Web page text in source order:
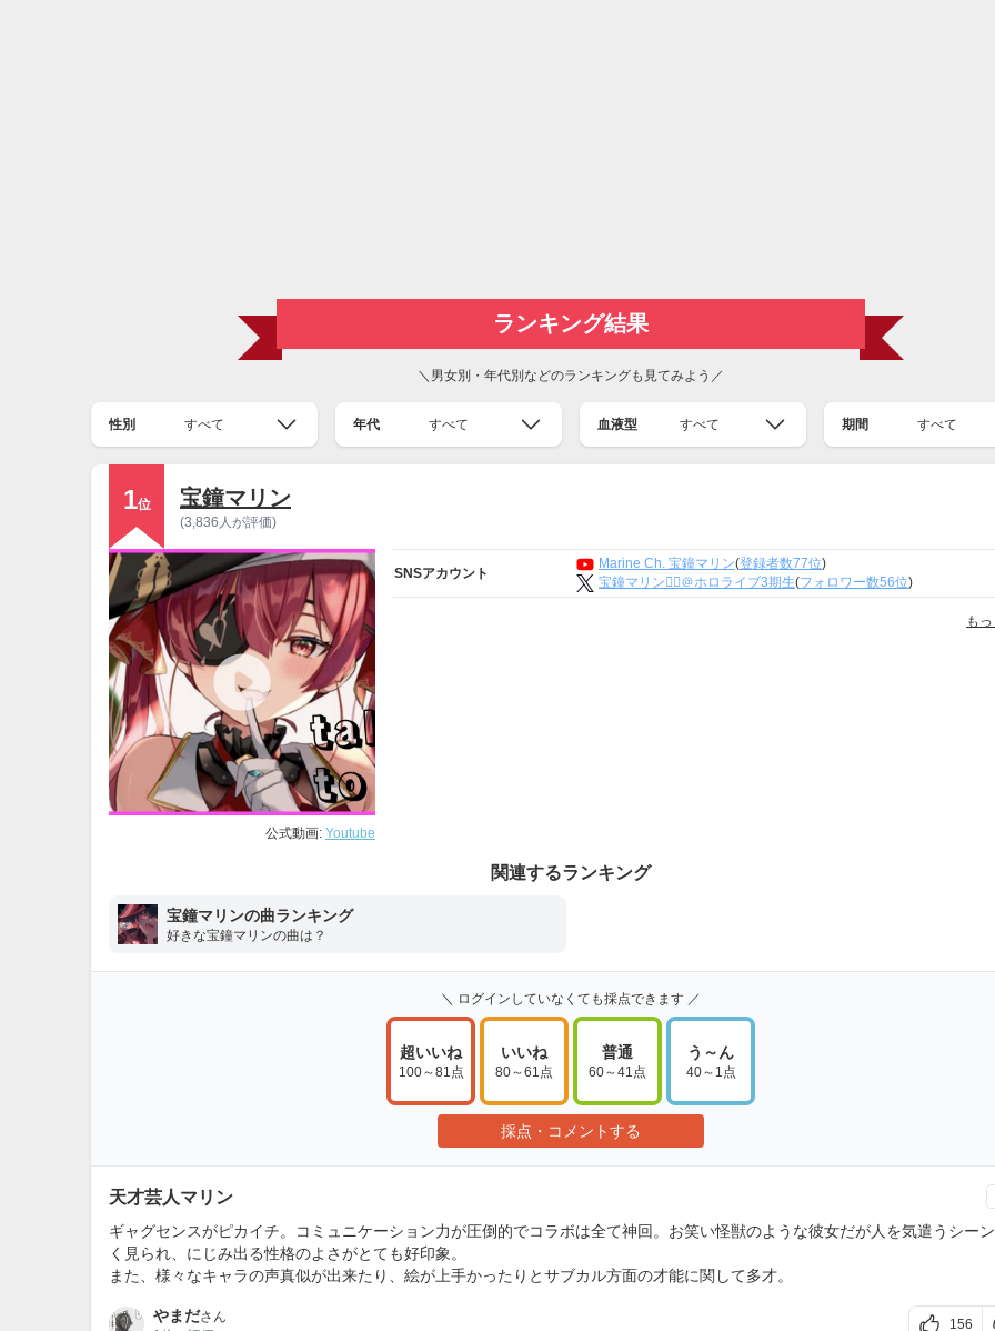
ランキング結果
＼男女別・年代別などのランキングも見てみよう／
性別 すべて 年代 すべて 血液型 すべて 期間 すべて
1位 宝鐘マリン
(3,836人が評価)
公式動画: Youtube
SNSアカウント
Marine Ch. 宝鐘マリン(登録者数77位)
宝鐘マリン🏴‍☠️＠ホロライブ3期生(フォロワー数56位)
も
関連するランキング
宝鐘マリンの曲ランキング
好きな宝鐘マリンの曲は？
＼ ログインしていなくても採点できます ／
超いいね
100～81点
いいね
80～61点
普通
60～41点
う～ん
40～1点
採点・コメントする
天才芸人マリン
ギャグセンスがピカイチ。コミュニケーション力が圧倒的でコラボは全て神回。お笑い怪獣のような彼女だが人を気遣うシー
く見られ、にじみ出る性格のよさがとても好印象。
また、様々なキャラの声真似が出来たり、絵が上手かったりとサブカル方面の才能に関して多才。
やまださん
156